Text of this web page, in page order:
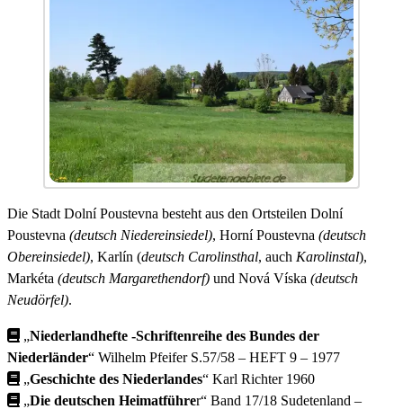
Die Stadt Dolní Poustevna besteht aus den Ortsteilen Dolní
Poustevna (deutsch Niedereinsiedel), Horní Poustevna (deutsch
Obereinsiedel), Karlín (deutsch Carolinsthal, auch Karolinstal),
Markéta (deutsch Margarethendorf) und Nová Víska (deutsch
Neudörfel).
„Niederlandhefte -Schriftenreihe des Bundes der
Niederländer“ Wilhelm Pfeifer S.57/58 – HEFT 9 – 1977
„Geschichte des Niederlandes“ Karl Richter 1960
„Die deutschen Heimatführer“ Band 17/18 Sudetenland –